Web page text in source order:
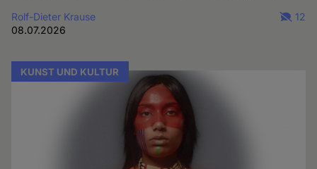
Rolf-Dieter Krause
08.07.2026
12
KUNST UND KULTUR